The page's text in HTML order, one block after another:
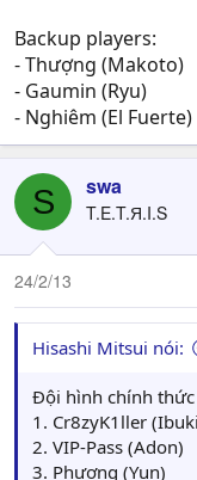
Backup players:
- Thượng (Makoto)
- Gaumin (Ryu)
- Nghiêm (El Fuerte)
S swa
T.E.T.Я.I.S
24/2/13
Hisashi Mitsui nói:
Đội hình chính thức
1. Cr8zyK1ller
2. VIP-Pass (Adon)
3. Phương (Yun)